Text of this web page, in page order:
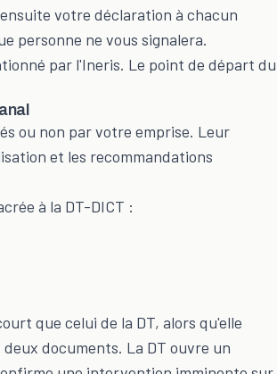
votre déclaration à chacun
personne ne vous signalera.
par l'Ineris. Le point de départ du
ou non par votre emprise. Leur
et les recommandations
à la DT-DICT :
que celui de la DT, alors qu'elle
documents. La DT ouvre un